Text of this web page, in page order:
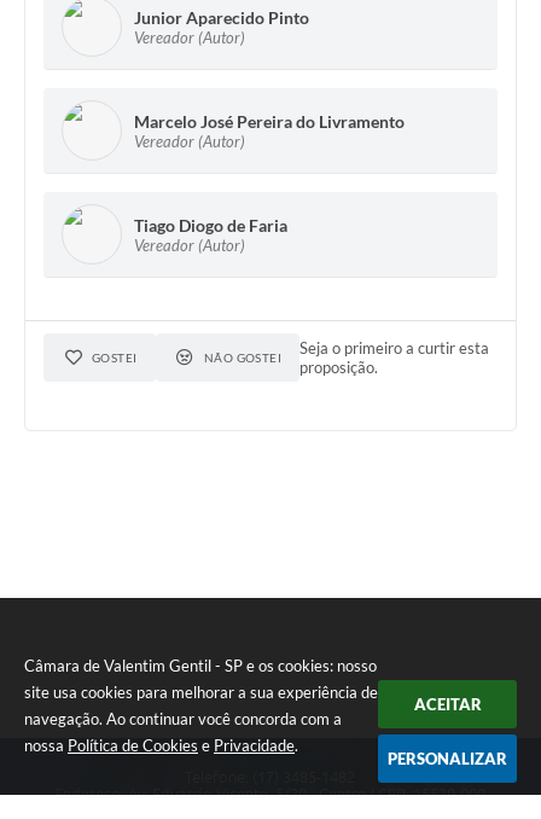
Câmara de Valentim Gentil - SP e os cookies: nosso
site usa cookies para melhorar a sua experiência de
navegação. Ao continuar você concorda com a
nossa Política de Cookies e Privacidade.
ACEITAR
PERSONALIZAR
Junior Aparecido Pinto
Vereador (Autor)
Marcelo José Pereira do Livramento
Vereador (Autor)
Tiago Diogo de Faria
Vereador (Autor)
GOSTEI NÃO GOSTEI
Seja o primeiro a curtir esta
proposição.
Endereço: Av: Eduardo Vicente, 5/20 - Centro | CEP: 15520-000